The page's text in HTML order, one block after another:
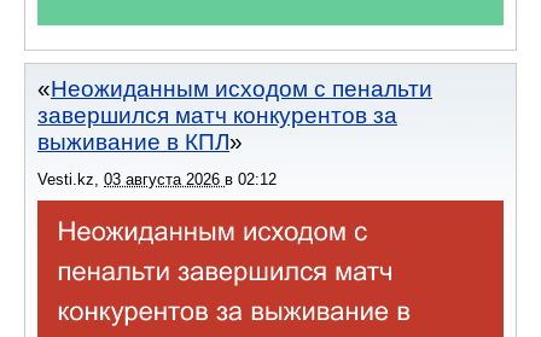
Неожиданным исходом с пенальти
завершился матч конкурентов за
выживание в КПЛ
Vesti.kz 03 августа 2026 в 02:12